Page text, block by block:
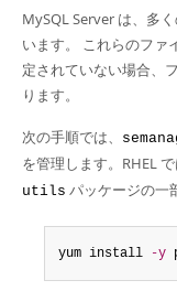
More
MySQL.com
Downloads
Developer Zone
MySQL Server は、多
います。 これらのファ
定されていない場合、
ります。
次の手順では、
を管理します。RHEL
utils パッケージの一
yum install -y